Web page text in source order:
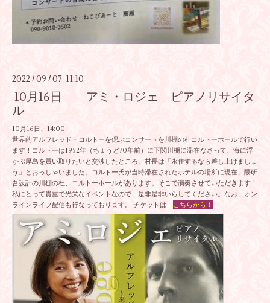
2022 /09 /07 11:10
10月16日 アミ・ロジェ ピアノリサイタ
ル
10月16日、14:00
世界的アルフレッド・コルトーを偲ぶコンサートを川棚の杜コルトーホールで行い
ます！コルトーは1952年（ちょうど70年前）に下関川棚に滞在なさって、海に浮
かぶ厚島を買い取りたいと交渉したところ、村長は「永住するなら差し上げましょ
う」とおっしゃいました。コルトー氏が当時滞在されたホテルの場所に現在、隈研
吾設計の川棚の杜、コルトーホールがあります。そこで演奏させていただきます！
私にとって貴重で光栄なイベントなので、是非是非いらしてください。なお、オン
ラインライブ配信も行なっております。 チケットは こちらから！